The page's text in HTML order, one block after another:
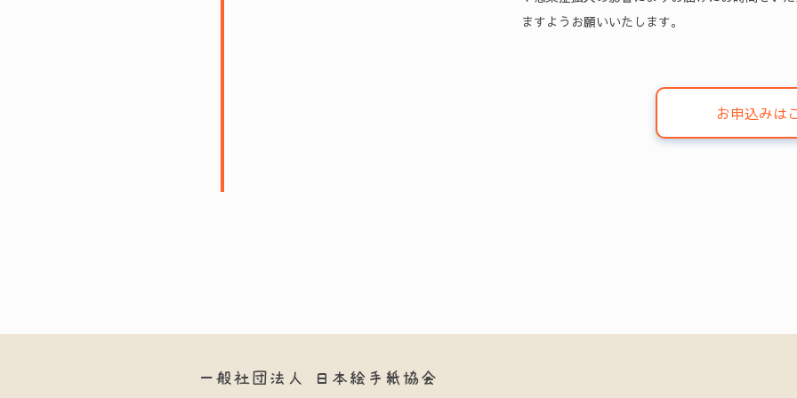
ますようお願いいたします。
お申込みは
一般社団法人 日本絵手紙協会